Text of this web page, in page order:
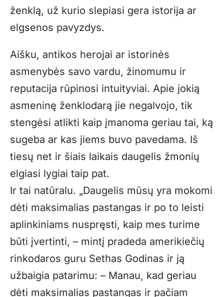
ženklą, už kurio slepiasi gera istorija ar
elgsenos pavyzdys.
Aišku, antikos herojai ar istorinės
asmenybės savo vardu, žinomumu ir
reputacija rūpinosi intuityviai. Apie jokią
asmeninę ženklodarą jie negalvojo, tik
stengėsi atlikti kaip įmanoma geriau tai, ką
sugeba ar kas jiems buvo pavedama. Iš
tiesų net ir šiais laikais daugelis žmonių
elgiasi lygiai taip pat.
Ir tai natūralu. „Daugelis mūsų yra mokomi
dėti maksimalias pastangas ir po to leisti
aplinkiniams nuspręsti, kaip mes turime
būti įvertinti, – mintį pradeda amerikiečių
rinkodaros guru Sethas Godinas ir ją
užbaigia patarimu: – Manau, kad geriau
dėti maksimalias pastangas ir pačiam